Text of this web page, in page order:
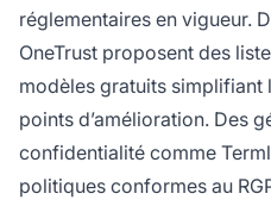
réglementaires en vigueur.
OneTrust proposent des
modèles gratuits simplifiant
points d’amélioration. Des
confidentialité comme
politiques conformes au